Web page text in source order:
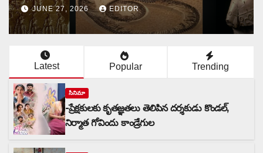
JUNE 27, 2026 EDITOR
Latest Popular Trending
సినిమా
-ప్రేక్షకులకు కృతజ్ఞతలు తెలిపిన దర్శకుడు కొండల్,
నిర్మాత గోవిందు కాండ్రేగుల